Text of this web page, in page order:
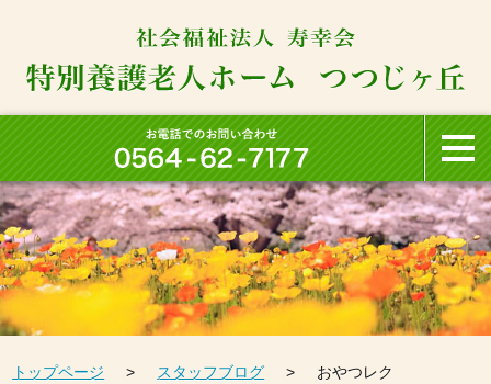
トップページ スタッフブログ おやつレク